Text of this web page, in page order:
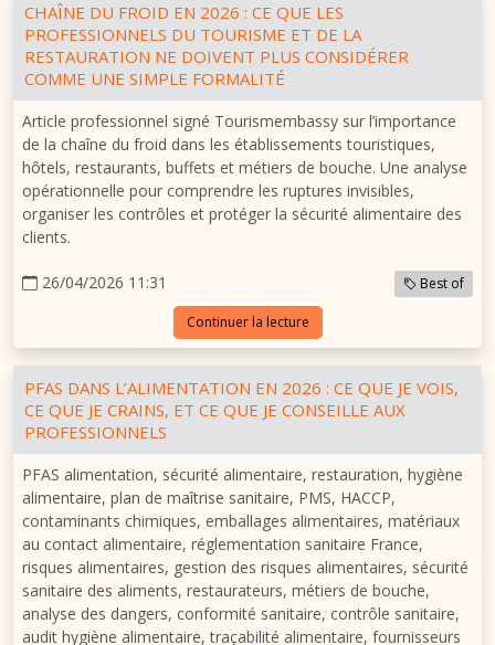
CHAÎNE DU FROID EN 2026 : CE QUE LES
PROFESSIONNELS DU TOURISME ET DE LA
RESTAURATION NE DOIVENT PLUS CONSIDÉRER
COMME UNE SIMPLE FORMALITÉ
Article professionnel signé Tourismembassy sur l’importance
de la chaîne du froid dans les établissements touristiques,
hôtels, restaurants, buffets et métiers de bouche. Une analyse
opérationnelle pour comprendre les ruptures invisibles,
organiser les contrôles et protéger la sécurité alimentaire des
clients.
26/04/2026 11:31 Best of
Continuer la lecture
PFAS DANS L’ALIMENTATION EN 2026 : CE QUE JE VOIS,
CE QUE JE CRAINS, ET CE QUE JE CONSEILLE AUX
PROFESSIONNELS
PFAS alimentation, sécurité alimentaire, restauration, hygiène
alimentaire, plan de maîtrise sanitaire, PMS, HACCP,
contaminants chimiques, emballages alimentaires, matériaux
au contact alimentaire, réglementation sanitaire France,
risques alimentaires, gestion des risques alimentaires, sécurité
sanitaire des aliments, restaurateurs, métiers de bouche,
analyse des dangers, conformité sanitaire, contrôle sanitaire,
audit hygiène alimentaire, traçabilité alimentaire, fournisseurs